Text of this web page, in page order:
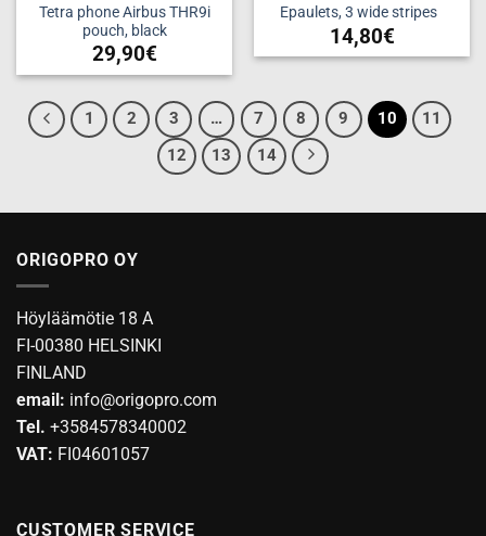
Tetra phone Airbus THR9i
pouch, black
29,90€
Epaulets, 3 wide stripes
14,80€
1 2 3 … 7 8 9 10
11
12
13 14
ORIGOPRO OY
Höyläämötie 18 A
FI-00380 HELSINKI
FINLAND
email: info@origopro.com
Tel. +3584578340002
VAT: FI04601057
CUSTOMER SERVICE